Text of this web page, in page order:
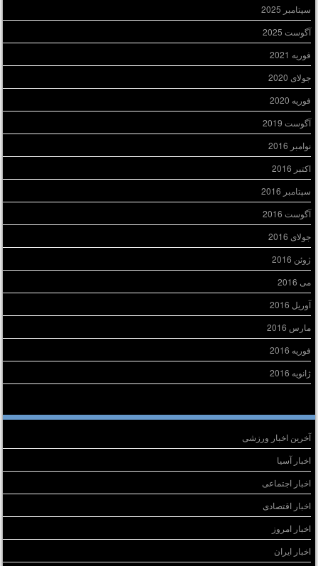
سپتامبر 2025
آگوست 2025
فوریه 2021
جولای 2020
فوریه 2020
آگوست 2019
نوامبر 2016
اکتبر 2016
سپتامبر 2016
آگوست 2016
جولای 2016
ژوئن 2016
می 2016
آوریل 2016
مارس 2016
فوریه 2016
ژانویه 2016
آخرین اخبار ورزشی
اخبار آسیا
اخبار اجتماعی
اخبار اقتصادی
اخبار امروز
اخبار ایران